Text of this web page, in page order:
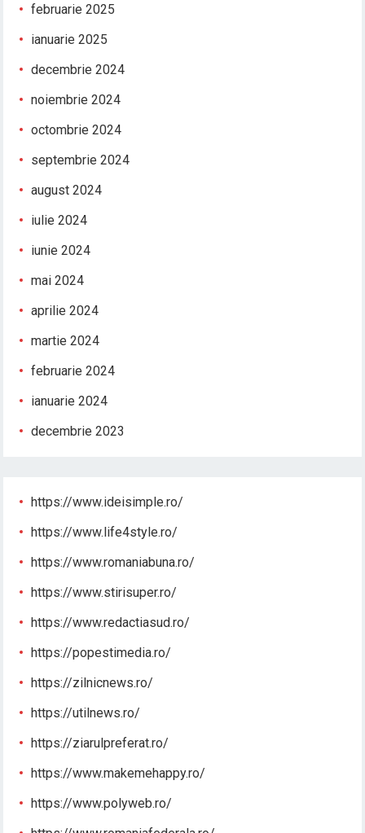
februarie 2025
ianuarie 2025
decembrie 2024
noiembrie 2024
octombrie 2024
septembrie 2024
august 2024
iulie 2024
iunie 2024
mai 2024
aprilie 2024
martie 2024
februarie 2024
ianuarie 2024
decembrie 2023
https://www.ideisimple.ro/
https://www.life4style.ro/
https://www.romaniabuna.ro/
https://www.stirisuper.ro/
https://www.redactiasud.ro/
https://popestimedia.ro/
https://zilnicnews.ro/
https://utilnews.ro/
https://ziarulpreferat.ro/
https://www.makemehappy.ro/
https://www.polyweb.ro/